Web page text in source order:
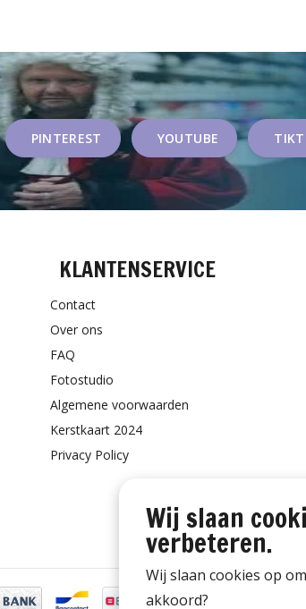
PINTEREST YOUTUBE
KLANTENSERVICE
Contact
Over ons
FAQ
Fotostudio
Algemene voorwaarden
Kerstkaart 2024
Privacy Policy
Wij slaan
verbeteren.
Wij slaan cookies op
akkoord?